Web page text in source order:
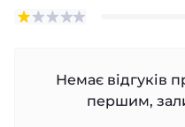
Немає відгуків
першим,